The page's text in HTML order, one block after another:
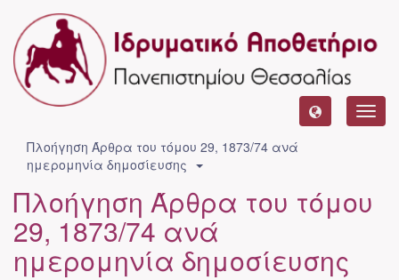
Πλοήγηση Άρθρα του τόμου 29, 1873/74 ανά
ημερομηνία δημοσίευσης
Πλοήγηση Άρθρα του τόμου
29, 1873/74 ανά
ημερομηνία δημοσίευσης